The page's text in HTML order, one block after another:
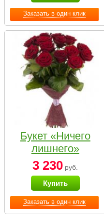
Заказать в один клик
Заказать в один клик
Букет «Ничего
лишнего»
3 230 руб.
Купить